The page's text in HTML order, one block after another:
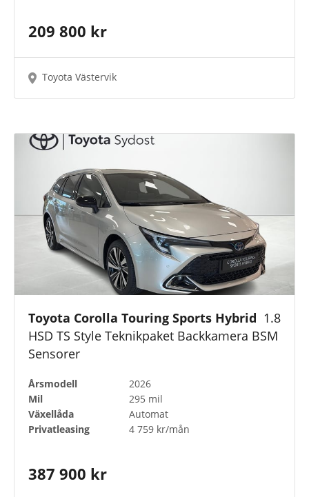
209 800 kr
Toyota Västervik
Toyota Corolla Touring Sports Hybrid 1.8
HSD TS Style Teknikpaket Backkamera BSM
Sensorer
Årsmodell
2026
Mil
295 mil
Växellåda
Automat
Privatleasing
4 759 kr/mån
387 900 kr